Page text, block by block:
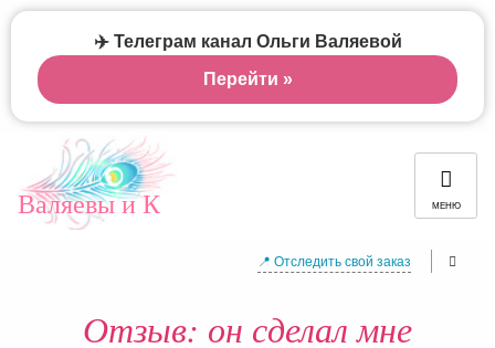
Валяевы и К МЕНЮ
📍 Отследить свой заказ
Отзыв: он сделал мне
✈️ Телеграм канал Ольги Валяевой
Перейти »